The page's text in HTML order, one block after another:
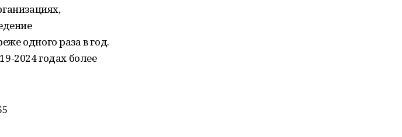
одного раза в год.
2024 годах более